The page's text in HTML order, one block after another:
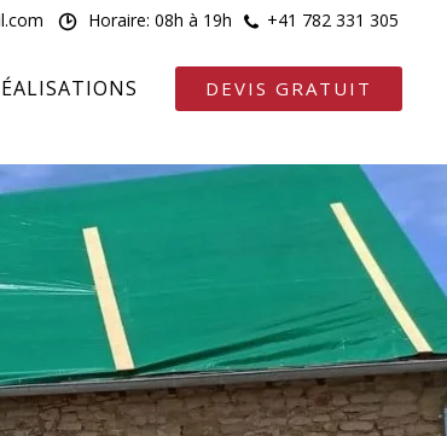
DEVIS GRATUIT
Horaire: 08h à 19h +41 782 331 305